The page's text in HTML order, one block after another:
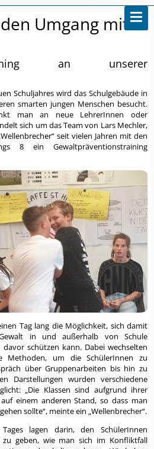
Umgang mit
an unserer
Schuljahres wird das Schulgebäude in
smarten jungen Menschen besucht.
man an neue LehrerInnen oder
sich um das Team von Lars Mechler,
seit vielen Jahren mit den
8 ein Gewaltpräventionstraining
Tag lang die Möglichkeit, sich damit
in und außerhalb von Schule
schützen kann. Dabei wechselten
Methoden, um die SchülerInnen zu
über Gruppenarbeiten bis hin zu
Darstellungen wurden verschiedene
„Die Klassen sind aufgrund ihrer
einem anderen Stand, so dass man
sollte“, meinte ein „Wellenbrecher“.
lagen darin, den SchülerInnen
geben, wie man sich im Konfliktfall